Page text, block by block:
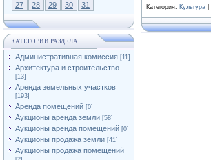
27
28 29 30 31
КАТЕГОРИИ РАЗДЕЛА
Административная комиссия [11]
Архитектура и строительство
[13]
Аренда земельных участков
[193]
Аренда помещений [0]
Аукционы аренда земли [58]
Аукционы аренда помещений [0]
Аукционы продажа земли [41]
Аукционы продажа помещений
Категория: Культура